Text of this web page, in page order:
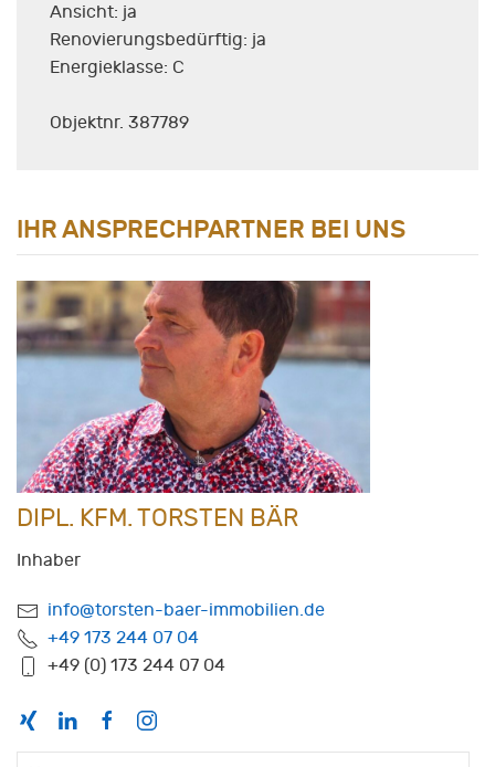
Ansicht: ja
Renovierungsbedürftig: ja
Energieklasse: C
Objektnr. 387789
IHR ANSPRECHPARTNER BEI UNS
DIPL. KFM. TORSTEN BÄR
Inhaber
info@torsten-baer-immobilien.de
+49 173 244 07 04
+49 (0) 173 244 07 04